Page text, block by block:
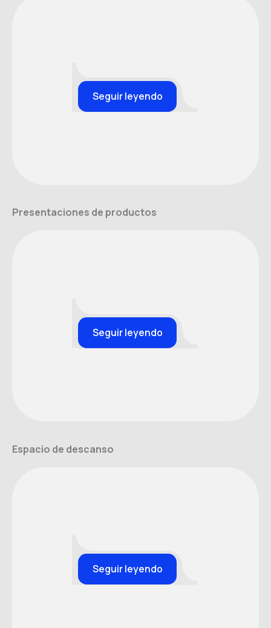
Seguir leyendo
Presentaciones de productos
Seguir leyendo
Espacio de descanso
Seguir leyendo